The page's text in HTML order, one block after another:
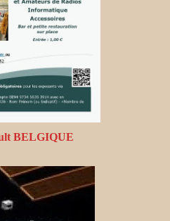
BELGIQUE